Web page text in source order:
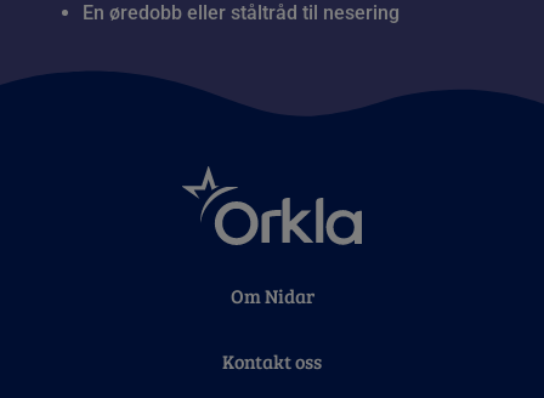
En øredobb eller ståltråd til nesering
Om Nidar
Kontakt oss